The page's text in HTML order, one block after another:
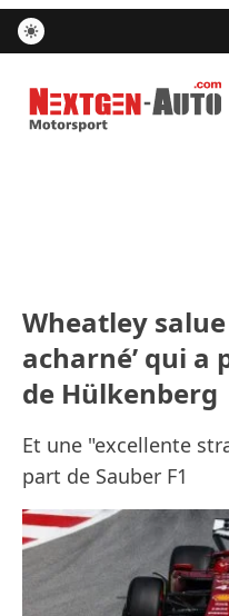
Nextgen-Auto.com
Wheatley
acharné’ qui a
de Hülkenberg
Et une "excellente
part de Sauber F1